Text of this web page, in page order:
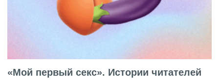
«Мой первый секс». Истории читателей